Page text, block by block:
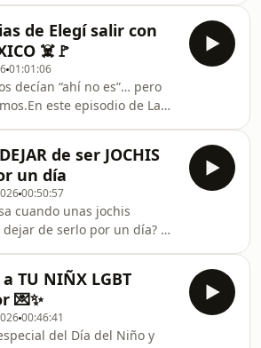
queda “a una hora”,
comparte las historias,
y lecciones que ha vivido
Historias de Infidelidades,
Luis Carlos para
y reaccionar a algunas de
más turbias,
y caóticas que han
nuestras vidas.Si te gusta el
no olvides darle like,
y activar la camp
de Elegí salir con
☠️🚩
01:01:06
decían “ahí no es”… pero
este episodio de La
nuestros seguidores sobre
con las que, aunque
que eran una pésima idea…
salir de todos modos 👀💔
celos, ghosting, red
y decisiones
que hoy nos dan risa (o
de ser JOCHIS
un día
00:50:57
cuando unas jochis
de serlo por un día? 👀
al mundo heterosexual
cuestionar y sobrevivir
más peculiares 😭
humor y muchísimo caos,
de esas cosas que
a TU NIÑX LGBT
💌✨
00:46:41
del Día del Niño y